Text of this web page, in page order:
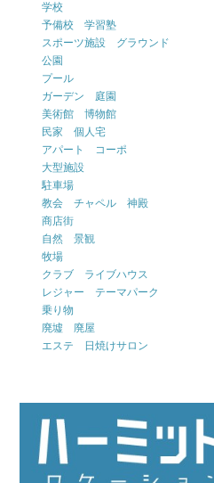
学校
予備校 学習塾
スポーツ施設 グラウンド
公園
プール
ガーデン 庭園
美術館 博物館
民家 個人宅
アパート コーポ
大型施設
駐車場
教会 チャペル 神殿
商店街
自然 景観
牧場
クラブ ライブハウス
レジャー テーマパーク
乗り物
廃墟 廃屋
エステ 日焼けサロン